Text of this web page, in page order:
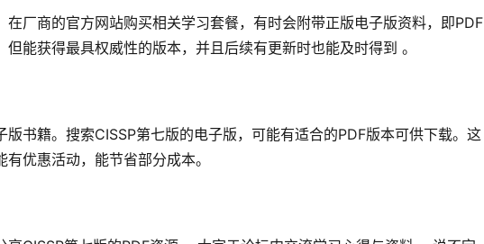
厂商的官方网站购买相关学习套餐，有时会附带正版电子版资料，即PDF
能获得最具权威性的版本，并且后续有更新时也能及时得到 。
书籍。搜索CISSP第七版的电子版，可能有适合的PDF版本可供下载。这
优惠活动，能节省部分成本。